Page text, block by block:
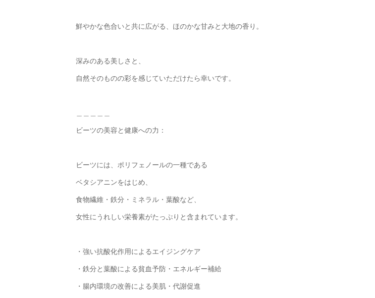
鮮やかな色合いと共に広がる、ほのかな甘みと大地の香り。
深みのある美しさと、
自然そのものの彩を感じていただけたら幸いです。
ビーツの美容と健康への力：
ビーツには、ポリフェノールの一種である
ベタシアニンをはじめ、
食物繊維・鉄分・ミネラル・葉酸など、
女性にうれしい栄養素がたっぷりと含まれています。
・強い抗酸化作用によるエイジングケア
・鉄分と葉酸による貧血予防・エネルギー補給
・腸内環境の改善による美肌・代謝促進